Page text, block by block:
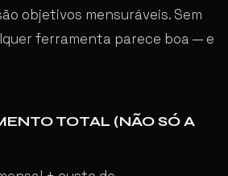
objetivos mensuráveis. Sem
ferramenta parece boa — e
TOTAL (NÃO SÓ A